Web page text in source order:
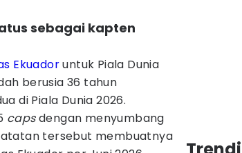
sebagai kapten
Ekuadoruntuk Piala Dunia
berusia 36 tahun
di Piala Dunia 2026.
capsdengan menyumbang
tersebut membuatnya